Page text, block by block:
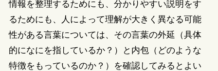
情報を整理するためにも、分かりやすい説明をす
るためにも、人によって理解が大きく異なる可能
性がある言葉については、その言葉の外延（具体
的になにを指しているか？）と内包（どのような
特徴をもっているのか？）を確認してみるとよい